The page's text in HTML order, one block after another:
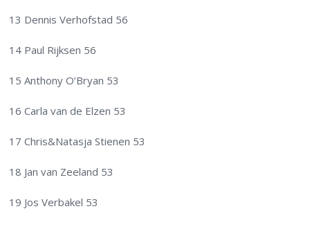
13 Dennis Verhofstad 56
14 Paul Rijksen 56
15 Anthony O’Bryan 53
16 Carla van de Elzen 53
17 Chris&Natasja Stienen 53
18 Jan van Zeeland 53
19 Jos Verbakel 53